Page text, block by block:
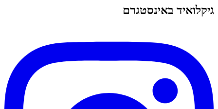
גיקלואיד באינסטגרם